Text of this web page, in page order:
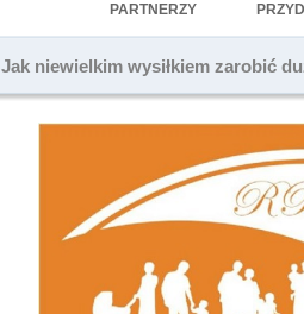
PARTNERZY
Jak niewielkim wysiłkiem zarobić